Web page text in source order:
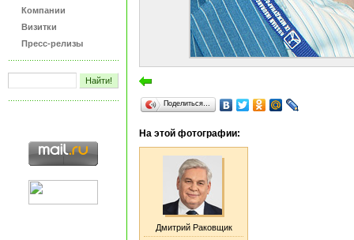
Компании
Визитки
Пресс-релизы
Поделиться…
На этой фотографии:
Дмитрий Раковщик